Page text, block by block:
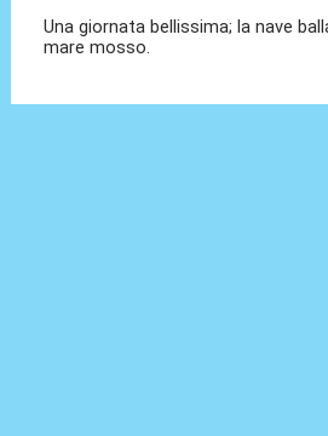
Una giornata bellissima; la nave
mare mosso.